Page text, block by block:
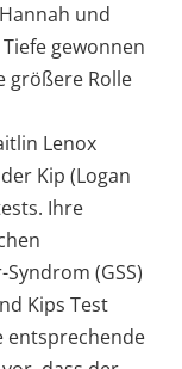
und
gewonnen
größere Rolle
Lenox
Kip (Logan
Ihre
(GSS)
Kips Test
entsprechende